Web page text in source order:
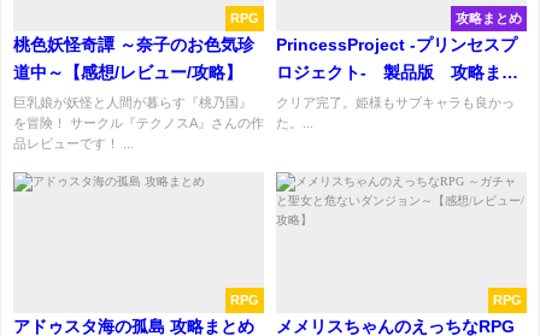
RPG
桃色妖怪奇譚 ～奈子のお色気珍
道中～【感想/レビュー/攻略】
巨乳娘が妖怪と人間が暮らす『桃乃国』
を冒険！ サークル『テクノスA』さんの作
品レビューです！ ...
攻略まとめ
PrincessProject -プリンセスプ
ロジェクト- 製品版 攻略まと
めページ
クリア完了。姫様もサブキャラも良かっ
た。...
RPG
アドゥスタ海の孤島 攻略まとめ
RPG
メメリスちゃんのえっちなRPG